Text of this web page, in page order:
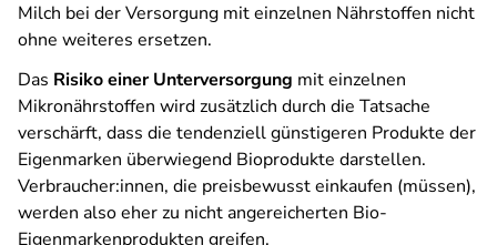
Milch bei der Versorgung mit einzelnen Nährstoffen nicht
ohne weiteres ersetzen.
Das Risiko einer Unterversorgung mit einzelnen
Mikronährstoffen wird zusätzlich durch die Tatsache
verschärft, dass die tendenziell günstigeren Produkte der
Eigenmarken überwiegend Bioprodukte darstellen.
Verbraucher:innen, die preisbewusst einkaufen (müssen),
werden also eher zu nicht angereicherten Bio-
Eigenmarkenprodukten greifen.